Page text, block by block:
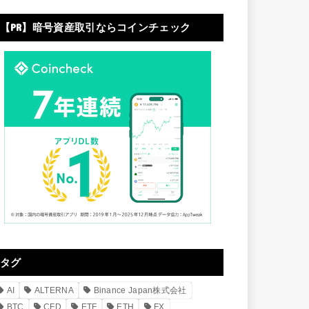
【PR】暗号資産取引ならコインチェック
タグ
AI ALTERNA
Binance Japan株式会社
BTC
CFD ETF ETH FX